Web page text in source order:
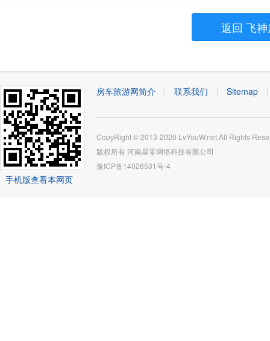
返回 飞
手机版查看本网页
房车旅游网简介 联系我们 Sitemap
CopyRight © 2013-2020 LvYouW.net,All Rights
版权所有河南星零网络科技有限公司
豫ICP备14026531号-4